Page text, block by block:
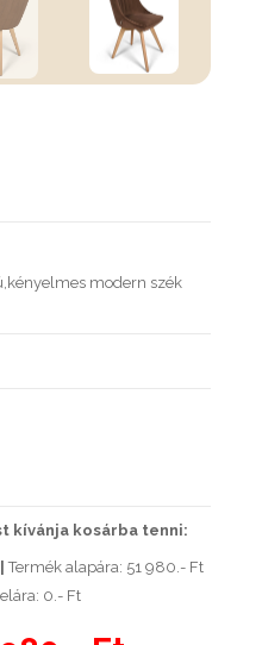
modern szék
kívánja kosárba tenni:
|Termék alapára: 51 980.- Ft
0.- Ft